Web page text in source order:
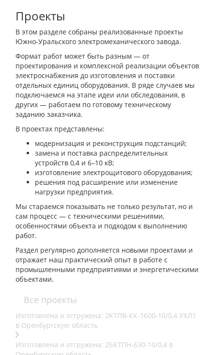
Проекты
В этом разделе собраны реализованные проекты
Южно-Уральского электромеханического завода.
Формат работ может быть разным — от
проектирования и комплексной реализации объектов
электроснабжения до изготовления и поставки
отдельных единиц оборудования. В ряде случаев мы
подключаемся на этапе идеи или обследования, в
других — работаем по готовому техническому
заданию заказчика.
В проектах представлены:
модернизация и реконструкция подстанций;
замена и поставка распределительных
устройств 0,4 и 6–10 кВ;
изготовление электрощитового оборудования;
решения под расширение или изменение
нагрузки предприятия.
Мы стараемся показывать не только результат, но и
сам процесс — с техническими решениями,
особенностями объекта и подходом к выполнению
работ.
Раздел регулярно дополняется новыми проектами и
отражает наш практический опыт в работе с
промышленными предприятиями и энергетическими
объектами.
Все проекты
Изготовлена и отгружена: 2КТПВ-КК-1600-10/0,4 УХЛ1
в Оренбургскую область
Изготовлена и отгружена: 2БКТПН-630-10/0,4 в